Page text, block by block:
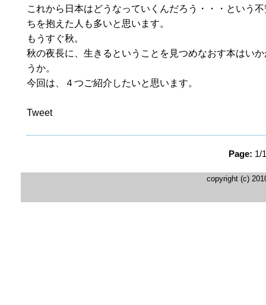
これから日本はどうなっていくんだろう・・・という
ちを抱えた人も多いと思います。
もうすぐ秋。
秋の夜長に、生きるということを見つめなおす本はい
うか。
今回は、４つご紹介したいと思います。
Tweet
Page:
copyright (c)